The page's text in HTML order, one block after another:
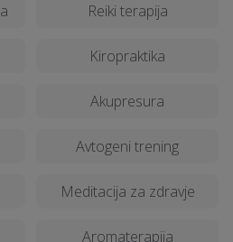
Reiki terapija
Kiropraktika
Akupresura
Avtogeni trening
Meditacija za zdravje
Aromaterapija